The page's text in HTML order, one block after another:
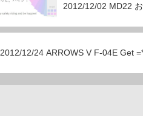
2012/12/02 MD22
2012/12/24 ARROWS V F-04E Get